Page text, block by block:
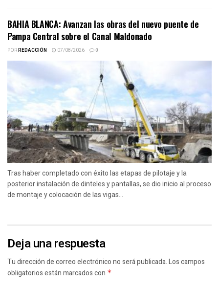
BAHIA BLANCA: Avanzan las obras del nuevo puente de
Pampa Central sobre el Canal Maldonado
PORREDACCIÓN 07/08/2026 0
Tras haber completado con éxito las etapas de pilotaje y la
posterior instalación de dinteles y pantallas, se dio inicio al proceso
de montaje y colocación de las vigas...
Deja una respuesta
Tu dirección de correo electrónico no será publicada.Los campos
obligatorios están marcados con *